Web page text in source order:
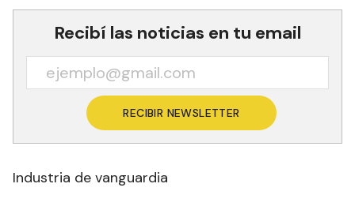
Recibí las noticias en tu email
RECIBIR NEWSLETTER
Industria de vanguardia